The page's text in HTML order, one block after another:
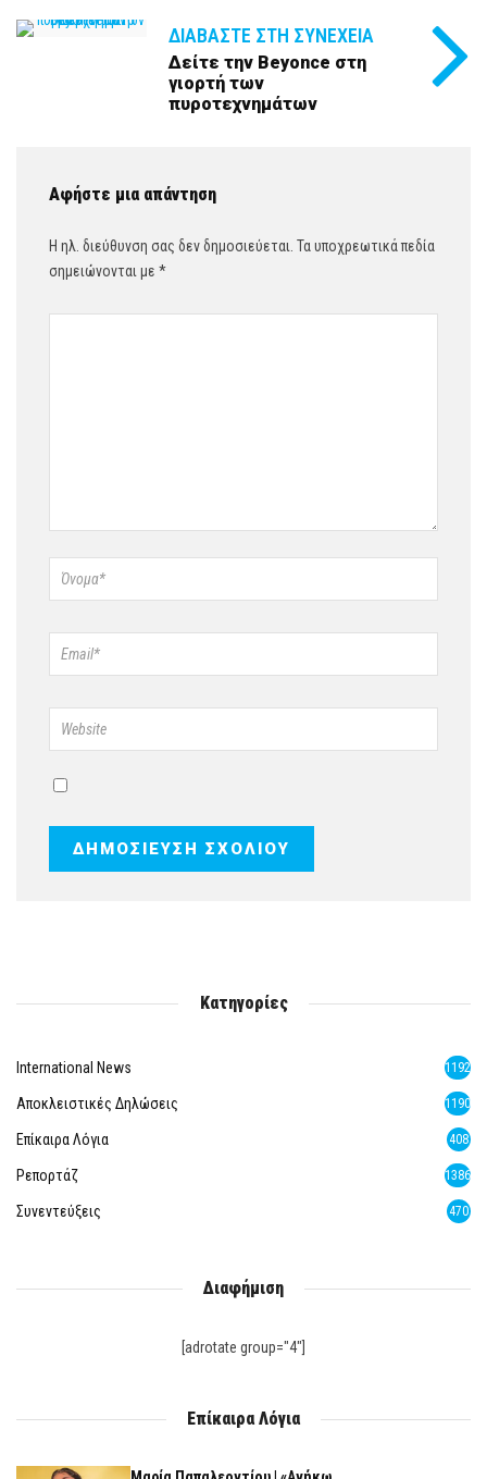
ΔΙΑΒΆΣΤΕ ΣΤΗ ΣΥΝΈΧΕΙΑ
Δείτε την Beyonce στη
γιορτή των
πυροτεχνημάτων
Αφήστε μια απάντηση
Η ηλ. διεύθυνση σας δεν δημοσιεύεται. Τα υποχρεωτικά πεδία
σημειώνονται με *
Κατηγορίες
International News 1192
Αποκλειστικές Δηλώσεις 1190
Επίκαιρα Λόγια 408
Ρεπορτάζ 1386
Συνεντεύξεις 470
Διαφήμιση
[adrotate group="4"]
Επίκαιρα Λόγια